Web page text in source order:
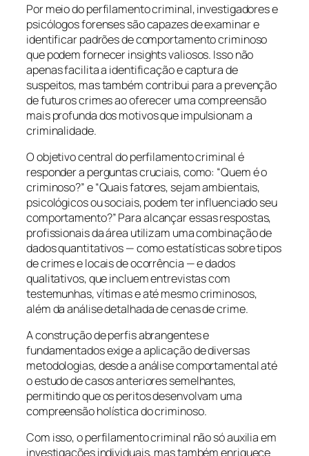
Por meio do perfilamento criminal, investigadores e
psicólogos forenses são capazes de examinar e
identificar padrões de comportamento criminoso
que podem fornecer insights valiosos. Isso não
apenas facilita a identificação e captura de
suspeitos, mas também contribui para a prevenção
de futuros crimes ao oferecer uma compreensão
mais profunda dos motivos que impulsionam a
criminalidade.
O objetivo central do perfilamento criminal é
responder a perguntas cruciais, como: “Quem é o
criminoso?” e “Quais fatores, sejam ambientais,
psicológicos ou sociais, podem ter influenciado seu
comportamento?” Para alcançar essas respostas,
profissionais da área utilizam uma combinação de
dados quantitativos — como estatísticas sobre tipos
de crimes e locais de ocorrência — e dados
qualitativos, que incluem entrevistas com
testemunhas, vítimas e até mesmo criminosos,
além da análise detalhada de cenas de crime.
A construção de perfis abrangentes e
fundamentados exige a aplicação de diversas
metodologias, desde a análise comportamental até
o estudo de casos anteriores semelhantes,
permitindo que os peritos desenvolvam uma
compreensão holística do criminoso.
Com isso, o perfilamento criminal não só auxilia em
investigações individuais, mas também enriquece